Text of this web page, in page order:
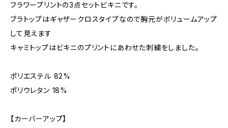
フラワープリントの3点セットビキニです。
ブラトップはギャザークロスタイプなので胸元がボリュームアップ
して見えます
キャミトップはビキニのプリントにあわせた刺繍をしました。
ポリエステル 82%
ポリウレタン 18%
【カーバーアップ】